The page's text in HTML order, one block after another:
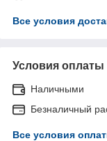
Все условия
Условия оплаты
Наличными
Безналичный
Все условия